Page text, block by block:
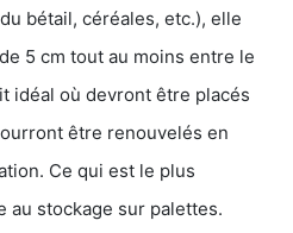
bétail, céréales, etc.), elle
5 cm tout au moins entre le
idéal où devront être placés
être renouvelés en
Ce qui est le plus
au stockage sur palettes.